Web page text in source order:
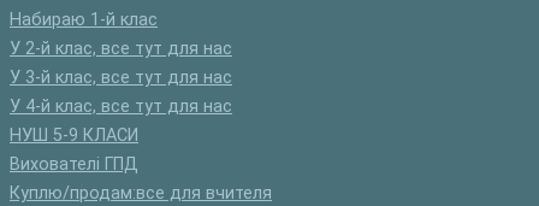
Набираю 1-й клас
У 2-й клас, все тут для нас
У 3-й клас, все тут для нас
У 4-й клас, все тут для нас
НУШ 5-9 КЛАСИ
Вихователі ГПД
Куплю/продам:все для вчителя